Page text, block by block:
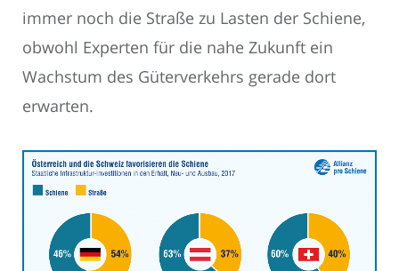
immer noch die Straße zu Lasten der Schiene,
obwohl Experten für die nahe Zukunft ein
Wachstum des Güterverkehrs gerade dort
erwarten.